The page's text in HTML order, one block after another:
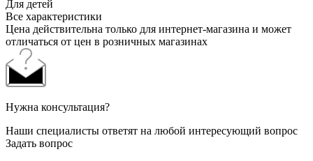
Для детей
Все характеристики
Цена действительна только для интернет-магазина и может
отличаться от цен в розничных магазинах
Нужна консультация?
Наши специалисты ответят на любой интересующий вопрос
Задать вопрос